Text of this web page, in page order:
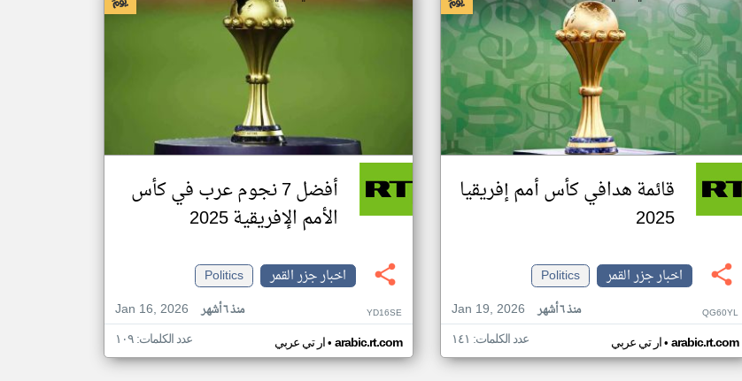
قائمة هدافي كأس أمم إفريقيا
2025
اخبار جزر القمر
Politics
Jan 19, 2026
منذ ٦ أشهر QG60YL
ار تي عربي• arabic.rt.com عدد الكلمات: ١٤١
أفضل 7 نجوم عرب في كأس
الأمم الإفريقية 2025
اخبار جزر القمر
Politics
Jan 16, 2026
منذ ٦ أشهر YD16SE
ار تي عربي• arabic.rt.com عدد الكلمات: ١٠٩